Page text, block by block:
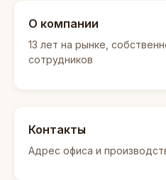
О компании
13 лет на рынке,
сотрудников
Контакты
Адрес офиса и